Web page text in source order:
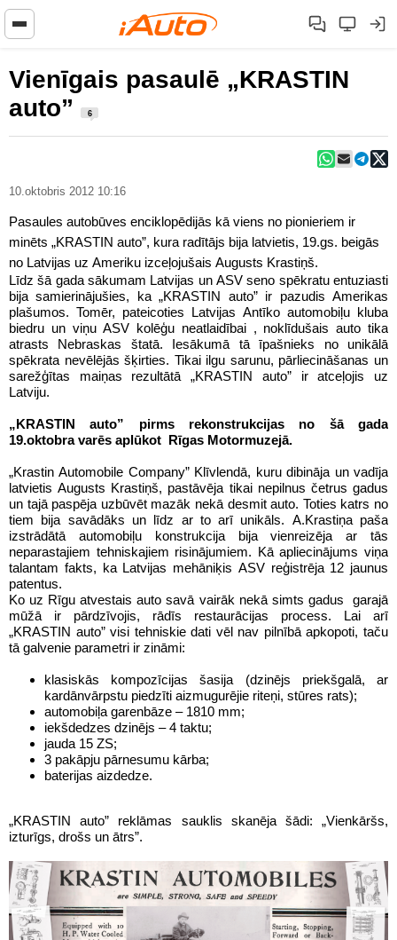
Vienīgais pasaulē „KRASTIN
auto”
6
10.oktobris 2012 10:16
Pasaules autobūves enciklopēdijās kā viens no pionieriem ir
minēts „KRASTIN auto”, kura radītājs bija latvietis, 19.gs. beigās
no Latvijas uz Ameriku izceļojušais Augusts Krastiņš.
Līdz šā gada sākumam Latvijas un ASV seno spēkratu entuziasti
bija samierinājušies, ka „KRASTIN auto” ir pazudis Amerikas
plašumos. Tomēr, pateicoties Latvijas Antīko automobiļu kluba
biedru un viņu ASV kolēģu neatlaidībai , noklīdušais auto tika
atrasts Nebraskas štatā. Iesākumā tā īpašnieks no unikālā
spēkrata nevēlējās šķirties. Tikai ilgu sarunu, pārliecināšanas un
sarežģītas maiņas rezultātā „KRASTIN auto” ir atceļojis uz
Latviju.
„KRASTIN auto” pirms rekonstrukcijas no šā gada
19.oktobra varēs aplūkot Rīgas Motormuzejā.
„Krastin Automobile Company” Klīvlendā, kuru dibināja un vadīja
latvietis Augusts Krastiņš, pastāvēja tikai nepilnus četrus gadus
un tajā paspēja uzbūvēt mazāk nekā desmit auto. Toties katrs no
tiem bija savādāks un līdz ar to arī unikāls. A.Krastiņa paša
izstrādātā automobiļu konstrukcija bija vienreizēja ar tās
neparastajiem tehniskajiem risinājumiem. Kā apliecinājums viņa
talantam fakts, ka Latvijas mehāniķis ASV reģistrēja 12 jaunus
patentus.
Ko uz Rīgu atvestais auto savā vairāk nekā simts gadus garajā
mūžā ir pārdzīvojis, rādīs restaurācijas process. Lai arī
„KRASTIN auto” visi tehniskie dati vēl nav pilnībā apkopoti, taču
tā galvenie parametri ir zināmi:
klasiskās kompozīcijas šasija (dzinējs priekšgalā, ar
kardānvārpstu piedzīti aizmugurējie riteņi, stūres rats);
automobiļa garenbāze – 1810 mm;
iekšdedzes dzinējs – 4 taktu;
jauda 15 ZS;
3 pakāpju pārnesumu kārba;
baterijas aizdedze.
„KRASTIN auto” reklāmas sauklis skanēja šādi: „Vienkāršs,
izturīgs, drošs un ātrs”.